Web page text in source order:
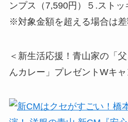
ンプス（7,590円）５.ストッ
※対象金額を超える場合は差
＜新生活応援！青山家の「
んカレー」プレゼントWキャ